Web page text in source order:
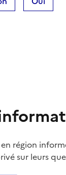
région
sur leurs